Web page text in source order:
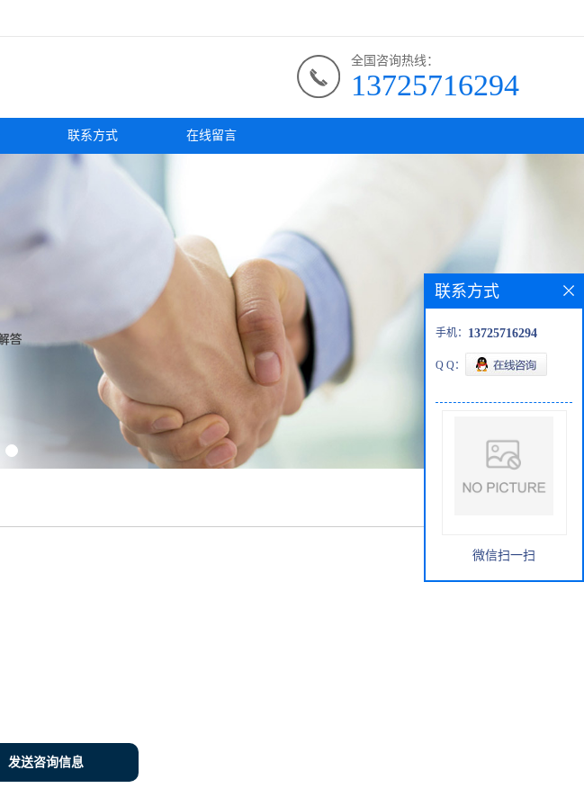
全国咨询热线：
13725716294
联系方式 在线留言
发送咨询信息
联系方式
手机： 13725716294
Q Q：
微信扫一扫